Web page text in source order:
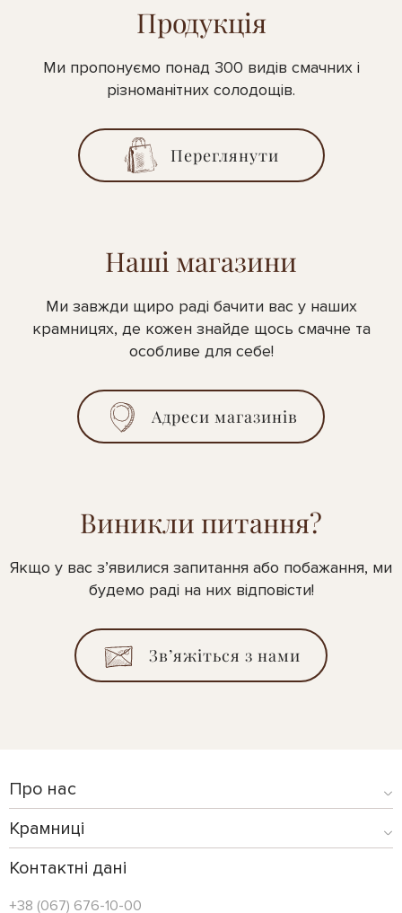
Продукція
Ми пропонуємо понад 300 видів смачних і
різноманітних солодощів.
Переглянути
Наші магазини
Ми завжди щиро раді бачити вас у наших
крамницях, де кожен знайде щось смачне та
особливе для себе!
Адреси магазинів
Виникли питання?
Якщо у вас з’явилися запитання або побажання, ми
будемо раді на них відповісти!
Зв’яжіться з нами
Про нас
Крамниці
Контактні дані
+38 (067) 676-10-00